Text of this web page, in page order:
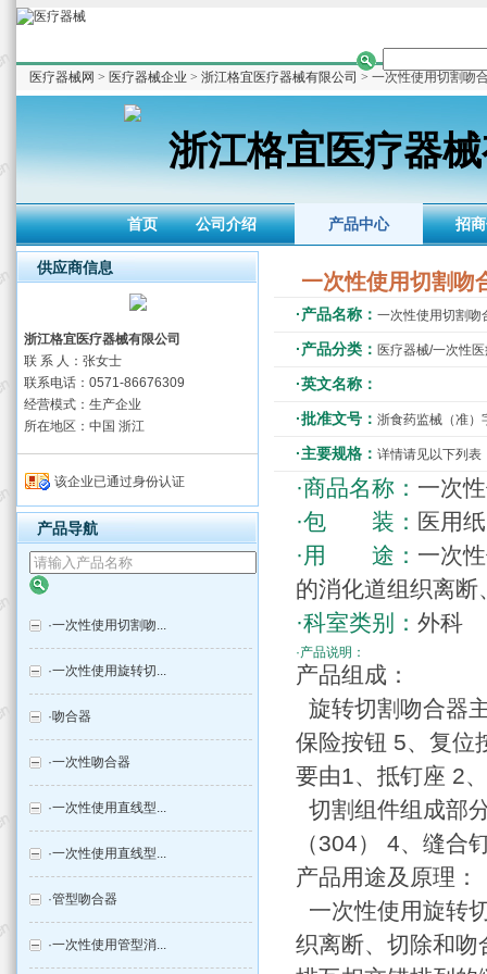
医疗器械网 > 医疗器械企业 > 浙江格宜医疗器械有限公司 > 一次性使用切割吻
浙江格宜医疗器
首页 公司介绍 产品中心 招
一次性使用切割吻
·产品名称： 一次性使用切割吻
·产品分类： 医疗器械/一次性
·英文名称：
·批准文号： 浙食药监械（准）
·主要规格： 详情请见以下列表
·商品名称： 一次
·包 装： 医用
·用 途： 一次
的消化道组织离断
·科室类别： 外科
·产品说明：
产品组成：
旋转切割吻合器
保险按钮 5、复位
要由1、抵钉座 2
切割组件组成部
（304） 4、缝合
产品用途及原理：
一次性使用旋转
织离断、切除和
供应商信息
浙江格宜医疗器械有限公司
联 系 人：张女士
联系电话：0571-86676309
经营模式：生产企业
所在地区：中国 浙江
该企业已通过身份认证
产品导航
·一次性使用切割吻...
·一次性使用旋转切...
·吻合器
·一次性吻合器
·一次性使用直线型...
·一次性使用直线型...
·管型吻合器
·一次性使用管型消...